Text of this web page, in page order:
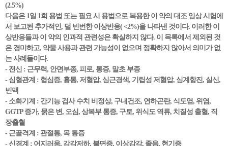
(2.5%)
다음은 1일 1회 용법 또는 필요 시 용법으로 복용한 이 약의 대조 임상 시험에
서 보고된 추가적인, 덜 빈번한 이상반응( <2%)을 나타낸 것이다. 이러한 이
상반응들과 이 약의 인과적 관련성은 확실하지 않다. 이 목록에서 제외된 것
은 경미하고, 약물 사용과 관련 가능성이 없으며 정확하지 않아서 의미가 없
는 사례들이다.
- 전신 : 근무력, 안면부종, 피로, 통증, 말초 부종
- 심혈관계 : 협심증, 흉통, 저혈압, 심근경색, 기립성 저혈압, 심계항진, 실신,
빈맥
- 소화기계 : 간기능 검사 수치 비정상, 구내건조, 연하곤란, 식도염, 위염,
GGTP 증가, 묽은 변, 오심, 상복부 통증, 구토, 위식도 역류, 치질성 출혈, 직
장출혈
- 근골격계 : 관절통, 목 통증
- 신경계 : 어지러움, 감각저하, 불면증, 이상감각, 졸음, 현기증